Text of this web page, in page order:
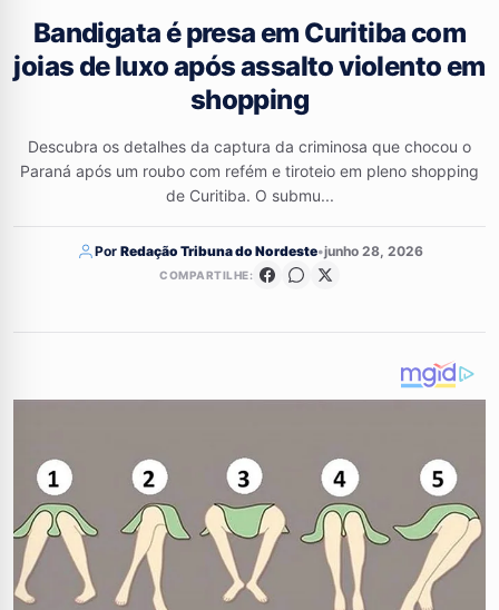
Bandigata é presa em Curitiba com
joias de luxo após assalto violento em
shopping
Descubra os detalhes da captura da criminosa que chocou o
Paraná após um roubo com refém e tiroteio em pleno shopping
de Curitiba. O submu...
Por Redação Tribuna do Nordeste•junho 28, 2026
COMPARTILHE: